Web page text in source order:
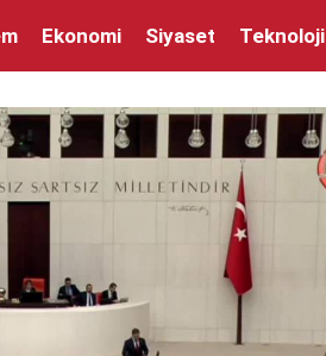
Ekonomi Siyaset Teknoloji